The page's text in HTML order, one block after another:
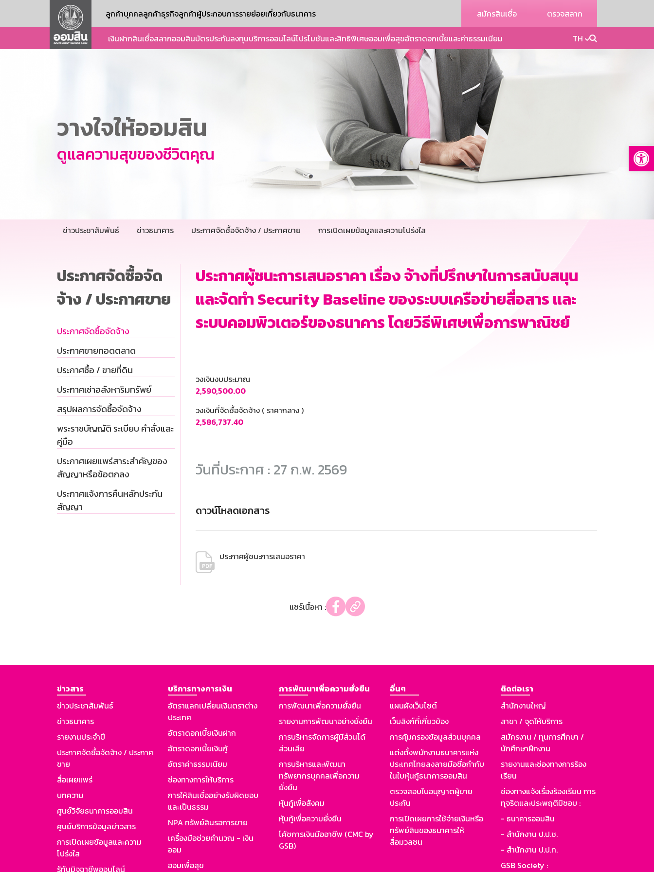
ลูกค้าบุคคลลูกค้าธุรกิจลูกค้าผู้ประกอบการรายย่อยเกี่ยวกับธนาคาร สมัครสินเชื่อ ตรวจสลาก
เงินฝากสินเชื่อสลากออมสินบัตรประกันลงทุนบริการออนไลน์โปรโมชันและสิทธิพิเศษออมเพื่อสุขอัตราดอกเบี้ยและค่าธรรมเนียม TH
วางใจให้ออมสิน
ดูแลความสุขของชีวิตคุณ
ข่าวประชาสัมพันธ์ ข่าวธนาคาร ประกาศจัดซื้อจัดจ้าง / ประกาศขาย การเปิดเผยข้อมูลและความโปร่งใส
ประกาศจัดซื้อจัด
จ้าง / ประกาศขาย
ประกาศจัดซื้อจัดจ้าง
ประกาศขายทอดตลาด
ประกาศซื้อ / ขายที่ดิน
ประกาศเช่าอสังหาริมทรัพย์
สรุปผลการจัดซื้อจัดจ้าง
พระราชบัญญัติ ระเบียบ คำสั่งและ
คู่มือ
ประกาศเผยแพร่สาระสำคัญของ
สัญญาหรือข้อตกลง
ประกาศแจ้งการคืนหลักประกัน
สัญญา
ประกาศผู้ชนะการเสนอราคา เรื่อง จ้างที่ปรึกษาในการสนับสนุน
และจัดทำ Security Baseline ของระบบเครือข่ายสื่อสาร และ
ระบบคอมพิวเตอร์ของธนาคาร โดยวิธีพิเศษเพื่อการพาณิชย์
วงเงินงบประมาณ
2,590,500.00
วงเงินที่จัดซื้อจัดจ้าง ( ราคากลาง )
2,586,737.40
วันที่ประกาศ : 27 ก.พ. 2569
ดาวน์โหลดเอกสาร
ประกาศผู้ชนะการเสนอราคา
แชร์เนื้อหา :
ข่าวสาร
ข่าวประชาสัมพันธ์
ข่าวธนาคาร
รายงานประจำปี
ประกาศจัดซื้อจัดจ้าง / ประกาศ
ขาย
สื่อเผยแพร่
บทความ
ศูนย์วิจัยธนาคารออมสิน
ศูนย์บริการข้อมูลข่าวสาร
การเปิดเผยข้อมูลและความ
โปร่งใส
รู้ทันมิจฉาชีพออนไลน์
บริการทางการเงิน
อัตราแลกเปลี่ยนเงินตราต่าง
ประเทศ
อัตราดอกเบี้ยเงินฝาก
อัตราดอกเบี้ยเงินกู้
อัตราค่าธรรมเนียม
ช่องทางการให้บริการ
การให้สินเชื่ออย่างรับผิดชอบ
และเป็นธรรม
NPA ทรัพย์สินรอการขาย
เครื่องมือช่วยคำนวณ - เงิน
ออม
ออมเพื่อสุข
การพัฒนาเพื่อความยั่งยืน
การพัฒนาเพื่อความยั่งยืน
รายงานการพัฒนาอย่างยั่งยืน
การบริหารจัดการผู้มีส่วนได้
ส่วนเสีย
การบริหารและพัฒนา
ทรัพยากรบุคคลเพื่อความ
ยั่งยืน
หุ้นกู้เพื่อสังคม
หุ้นกู้เพื่อความยั่งยืน
โค้ชการเงินมืออาชีพ (CMC by
GSB)
อื่นๆ
แผนผังเว็บไซต์
เว็บลิงก์ที่เกี่ยวข้อง
การคุ้มครองข้อมูลส่วนบุคคล
แต่งตั้งพนักงานธนาคารแห่ง
ประเทศไทยลงลายมือชื่อกำกับ
ในใบหุ้นกู้ธนาคารออมสิน
ตรวจสอบใบอนุญาตผู้ขาย
ประกัน
การเปิดเผยการใช้จ่ายเงินหรือ
ทรัพย์สินของธนาคารให้
สื่อมวลชน
ติดต่อเรา
สำนักงานใหญ่
สาขา / จุดให้บริการ
สมัครงาน / ทุนการศึกษา /
นักศึกษาฝึกงาน
รายงานและช่องทางการร้อง
เรียน
ช่องทางแจ้งเรื่องร้องเรียน การ
ทุจริตและประพฤติมิชอบ :
- ธนาคารออมสิน
- สำนักงาน ป.ป.ช.
- สำนักงาน ป.ป.ท.
GSB Society :